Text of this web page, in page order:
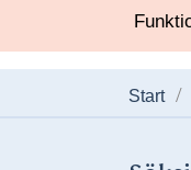
Start